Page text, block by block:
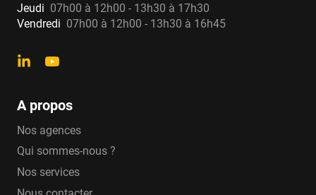
Jeudi 07h00 à 12h00 - 13h30 à 17h30
Vendredi 07h00 à 12h00 - 13h30 à 16h45
A propos
Nos agences
Qui sommes-nous ?
Nos services